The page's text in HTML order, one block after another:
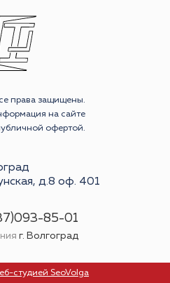
права защищены.
на сайте
офертой.
д.8 оф. 401
85-01
г. Волгоград
студией SeoVolga